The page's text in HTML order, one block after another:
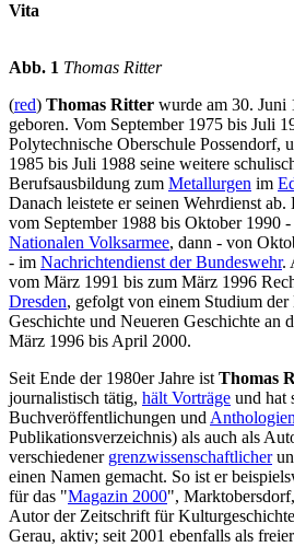
Vita
Abb. 1 Thomas Ritter
(red) Thomas Ritter wurde am 30. Juni
geboren. Vom September 1975 bis Juli
Polytechnische Oberschule Possendorf,
1985 bis Juli 1988 seine weitere
Berufsausbildung zum Metallurgen im
Danach leistete er seinen Wehrdienst
vom September 1988 bis Oktober 1990
Nationalen Volksarmee, dann - von
- im Nachrichtendienst der Bundeswehr.
vom März 1991 bis zum März 1996
Dresden, gefolgt von einem Studium
Geschichte und Neueren Geschichte an
März 1996 bis April 2000.
Seit Ende der 1980er Jahre ist Thomas
journalistisch tätig, hält Vorträge und hat
Buchveröffentlichungen und Anthologien
Publikationsverzeichnis) als auch als
verschiedener grenzwissenschaftlicher
einen Namen gemacht. So ist er
für das "Magazin 2000",
Autor der Zeitschrift für
Gerau, aktiv; seit 2001 ebenfalls als